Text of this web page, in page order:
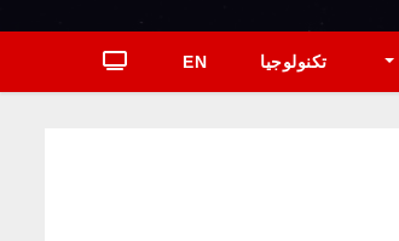
تكنولوجيا EN